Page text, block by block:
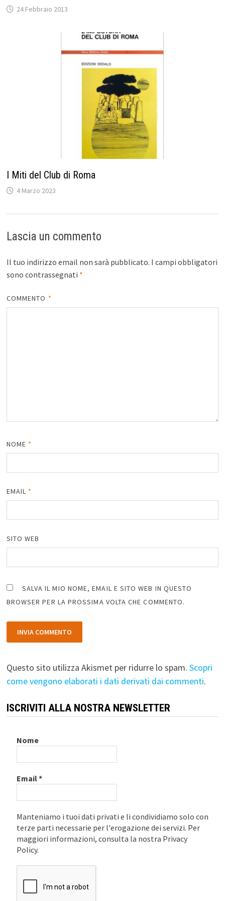
24 Febbraio 2013
I Miti del Club di Roma
4 Marzo 2023
Lascia un commento
Il tuo indirizzo email non sarà pubblicato. I campi obbligatori
sono contrassegnati *
COMMENTO *
NOME *
EMAIL *
SITO WEB
SALVA IL MIO NOME, EMAIL E SITO WEB IN QUESTO
BROWSER PER LA PROSSIMA VOLTA CHE COMMENTO.
Questo sito utilizza Akismet per ridurre lo spam. Scopri
come vengono elaborati i dati derivati dai commenti.
ISCRIVITI ALLA NOSTRA NEWSLETTER
Nome
Email*
Manteniamo i tuoi dati privati e li condividiamo solo con
terze parti necessarie per l'erogazione dei servizi. Per
maggiori informazioni, consulta la nostra Privacy
Policy.